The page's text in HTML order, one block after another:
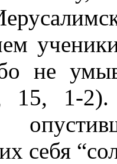
не
1-2).
себя